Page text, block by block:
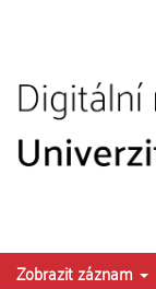
Zobrazit záznam